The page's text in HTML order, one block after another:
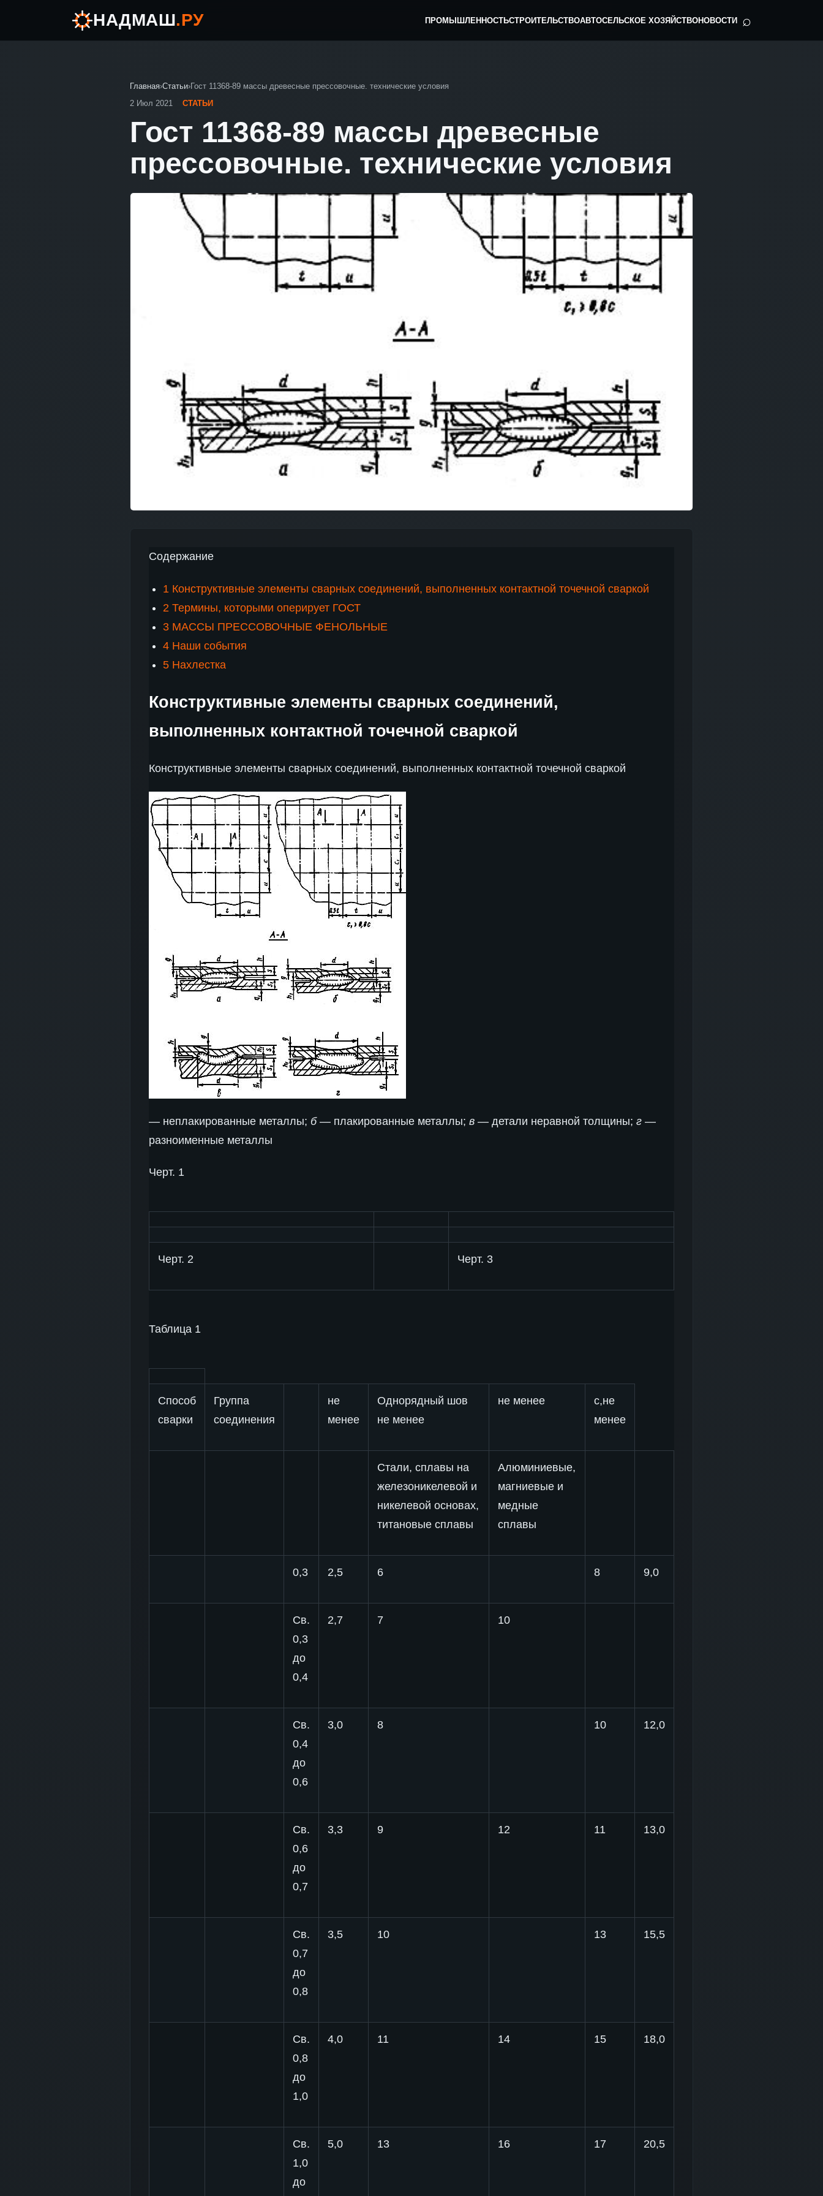
НАДМАШ.РУ ПРОМЫШЛЕННОСТЬСТРОИТЕЛЬСТВОАВТОСЕЛЬСКОЕ ХОЗЯЙСТВОНОВОСТИ ⌕
Главная›Статьи›Гост 11368-89 массы древесные прессовочные. технические условия
2 Июл 2021
СТАТЬИ
Гост 11368-89 массы древесные
прессовочные. технические условия
Содержание
1 Конструктивные элементы сварных соединений, выполненных контактной точечной сваркой
2 Термины, которыми оперирует ГОСТ
3 МАССЫ ПРЕССОВОЧНЫЕ ФЕНОЛЬНЫЕ
4 Наши события
5 Нахлестка
Конструктивные элементы сварных соединений,
выполненных контактной точечной сваркой
Конструктивные элементы сварных соединений, выполненных контактной точечной сваркой
— неплакированные металлы; б— плакированные металлы; в — детали неравной толщины; г —
разноименные металлы
Черт. 1
Черт. 2 Черт. 3
Таблица 1
Способ
сварки
Группа
соединения
не
менее
Однорядный шов
не менее
не менее
с,не
менее
Стали, сплавы на
железоникелевой и
никелевой основах,
титановые сплавы
Алюминиевые,
магниевые и
медные
сплавы
0,3 2,5 6 8 9,0
Св.
0,3
до
0,4
2,7 7 10
Св.
0,4
до
0,6
3,0 8 10 12,0
Св.
0,6
до
0,7
3,3 9 12 11 13,0
Св.
0,7
до
0,8
3,5 10 13 15,5
Св.
0,8
до
1,0
4,0 11 14 15 18,0
Св.
1,0
до
5,0 13 16 17 20,5